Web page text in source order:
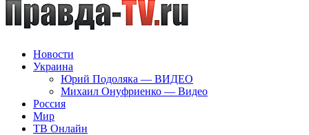
Новости
Украина
Юрий Подоляка — ВИДЕО
Михаил Онуфриенко — Видео
Россия
Мир
ТВ Онлайн